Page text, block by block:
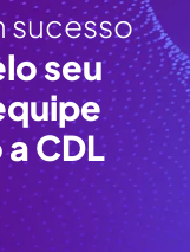
sucesso
seu
CDL